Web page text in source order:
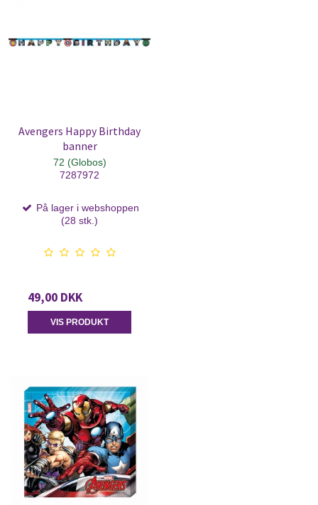
Avengers Happy Birthday
banner
72 (Globos)
7287972
På lager i webshoppen
(28 stk.)
49,00 DKK
VIS PRODUKT